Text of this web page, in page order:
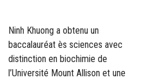
Ninh Khuong a obtenu un
baccalauréat ès sciences avec
distinction en biochimie de
l’Université Mount Allison et une